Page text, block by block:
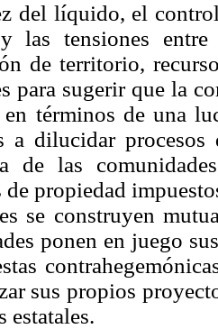
del líquido, el
las tensiones
de territorio,
para sugerir que la
en términos de una
a dilucidar
de las
de propiedad
se construyen
ponen en juego
sus propios
estatales.